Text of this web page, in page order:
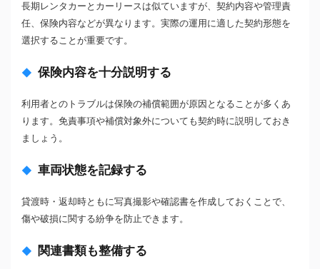
長期レンタカーとカーリースは似ていますが、契約内容や管理責
任、保険内容などが異なります。実際の運用に適した契約形態を
選択することが重要です。
保険内容を十分説明する
利用者とのトラブルは保険の補償範囲が原因となることが多くあ
ります。免責事項や補償対象外についても契約時に説明しておき
ましょう。
車両状態を記録する
貸渡時・返却時ともに写真撮影や確認書を作成しておくことで、
傷や破損に関する紛争を防止できます。
関連書類も整備する